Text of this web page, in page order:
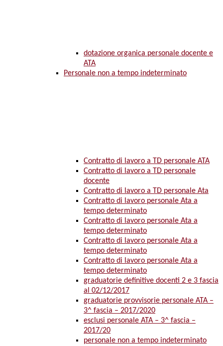
dotazione organica personale docente e
ATA
Personale non a tempo indeterminato
Contratto di lavoro a TD personale ATA
Contratto di lavoro a TD personale
docente
Contratto di lavoro a TD personale Ata
Contratto di lavoro personale Ata a
tempo determinato
Contratto di lavoro personale Ata a
tempo determinato
Contratto di lavoro personale Ata a
tempo determinato
Contratto di lavoro personale Ata a
tempo determinato
graduatorie definitive docenti 2 e 3 fascia
al 02/12/2017
graduatorie provvisorie personale ATA –
3^ fascia – 2017/2020
esclusi personale ATA – 3^ fascia –
2017/20
personale non a tempo indeterminato